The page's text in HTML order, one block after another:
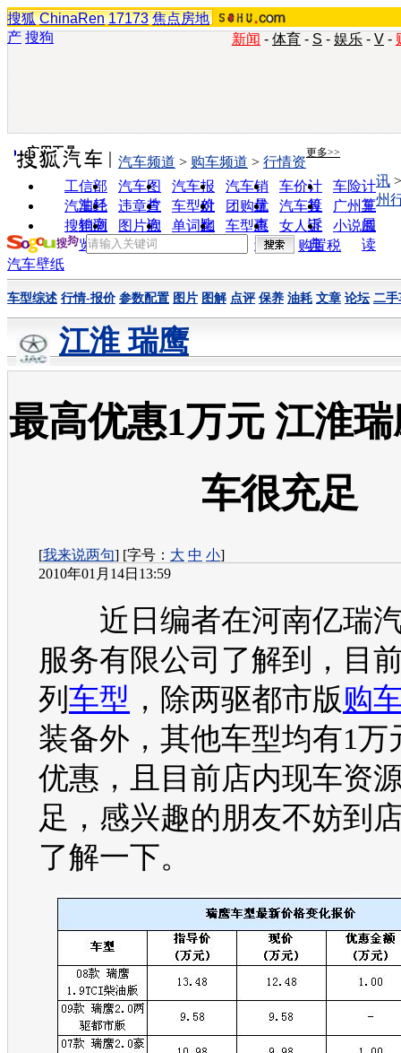
搜狐 ChinaRen 17173 焦点房地
产 搜狗 新闻 - 体育 - S - 娱乐 - V -
实用工具 更多>>
工信部
油耗
汽车图
片
汽车报
价
汽车销
量
车价计
算
车险计
算
汽车经
销商
违章查
询
车型对
比
团购优
惠
汽车投
诉
广州车
展
搜狗浏
览器
图片欣
赏
单词翻
车型查
询
女人宝
典
小说阅
读
汽车频道 > 购车频道 > 行情资
讯
州
购置税
汽车壁纸
车型综述 行情-报价 参数配置 图片 图解 点评 保养 油耗 文章 论坛 二手
江淮 瑞鹰
最高优惠1万元 江淮
车很充足
[我来说两句] [字号： 大 中 小]
2010年01月14日13:59
近日编者在河南亿瑞
服务有限公司了解到，目
列 车型 ，除两驱都市版购
装备外，其他车型均有1万
优惠，且目前店内现车资
足，感兴趣的朋友不妨到
了解一下。